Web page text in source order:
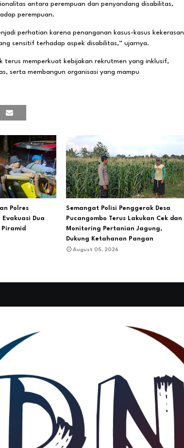
antara perempuan dan penyandang disabilitas,
perempuan.
perhatian karena penanganan kasus-kasus kekerasan
sensitif terhadap aspek disabilitas,” ujarnya.
terus memperkuat kebijakan rekrutmen yang inklusif,
serta membangun organisasi yang mampu
Polres
Evakuasi Dua
Semangat Polisi Penggerak Desa
Pucangombo Terus Lakukan Cek dan
Monitoring Pertanian Jagung,
Dukung Ketahanan Pangan
August 05, 2026